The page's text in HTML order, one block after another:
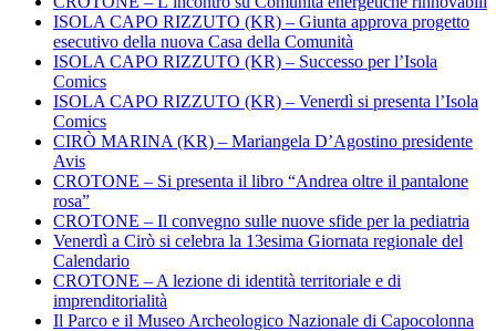
ISOLA CAPO RIZZUTO (KR) – Giunta approva progetto
esecutivo della nuova Casa della Comunità
ISOLA CAPO RIZZUTO (KR) – Successo per l’Isola
Comics
ISOLA CAPO RIZZUTO (KR) – Venerdì si presenta l’Isola
Comics
CIRÒ MARINA (KR) – Mariangela D’Agostino presidente
Avis
CROTONE – Si presenta il libro “Andrea oltre il pantalone
rosa”
CROTONE – Il convegno sulle nuove sfide per la pediatria
Venerdì a Cirò si celebra la 13esima Giornata regionale del
Calendario
CROTONE – A lezione di identità territoriale e di
imprenditorialità
Il Parco e il Museo Archeologico Nazionale di Capocolonna